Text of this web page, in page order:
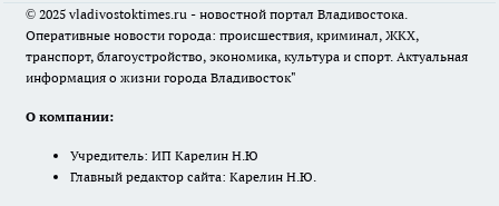
© 2025 vladivostoktimes.ru - новостной портал Владивостока.
Оперативные новости города: происшествия, криминал, ЖКХ,
транспорт, благоустройство, экономика, культура и спорт. Актуальная
информация о жизни города Владивосток"
О компании:
Учредитель: ИП Карелин Н.Ю
Главный редактор сайта: Карелин Н.Ю.